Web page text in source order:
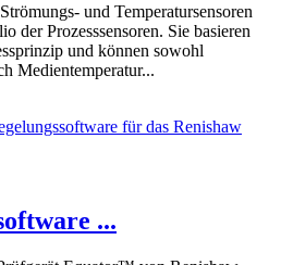
und Temperatursensoren
der Prozesssensoren. Sie basieren
und können sowohl
Medientemperatur...
...